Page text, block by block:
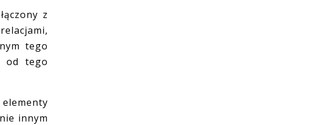
z
tego
od tego
innym